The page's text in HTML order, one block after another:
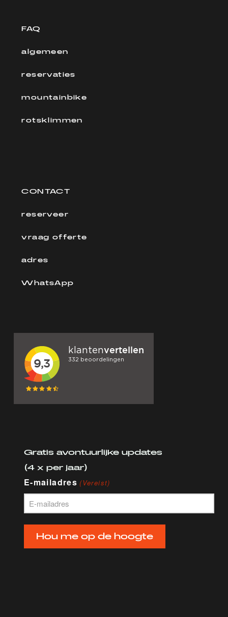
FAQ
algemeen
reservaties
mountainbike
rotsklimmen
CONTACT
reserveer
vraag offerte
adres
WhatsApp
Gratis avontuurlijke updates
(4 x per jaar)
E-mailadres (Vereist)
Hou me op de hoogte